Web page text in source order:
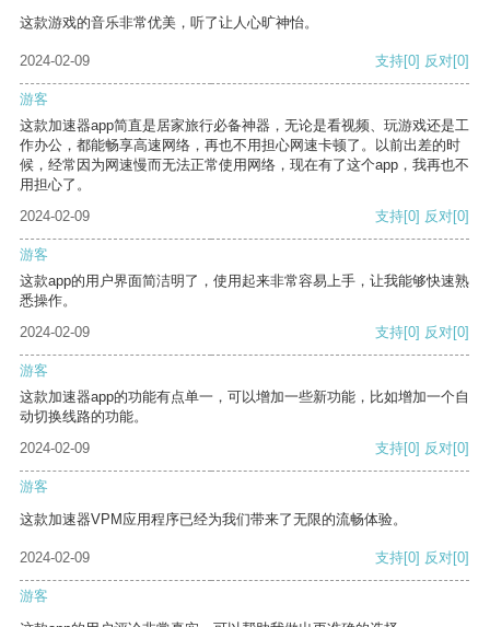
这款游戏的音乐非常优美，听了让人心旷神怡。
2024-02-09 支持[0] 反对[0]
游客
这款加速器app简直是居家旅行必备神器，无论是看视频、玩游戏还是工
作办公，都能畅享高速网络，再也不用担心网速卡顿了。以前出差的时
候，经常因为网速慢而无法正常使用网络，现在有了这个app，我再也不
用担心了。
2024-02-09
支持[0] 反对[0]
游客
这款app的用户界面简洁明了，使用起来非常容易上手，让我能够快速熟
悉操作。
2024-02-09
支持[0] 反对[0]
游客
这款加速器app的功能有点单一，可以增加一些新功能，比如增加一个自
动切换线路的功能。
2024-02-09
支持[0] 反对[0]
游客
这款加速器VPM应用程序已经为我们带来了无限的流畅体验。
2024-02-09 支持[0] 反对[0]
游客